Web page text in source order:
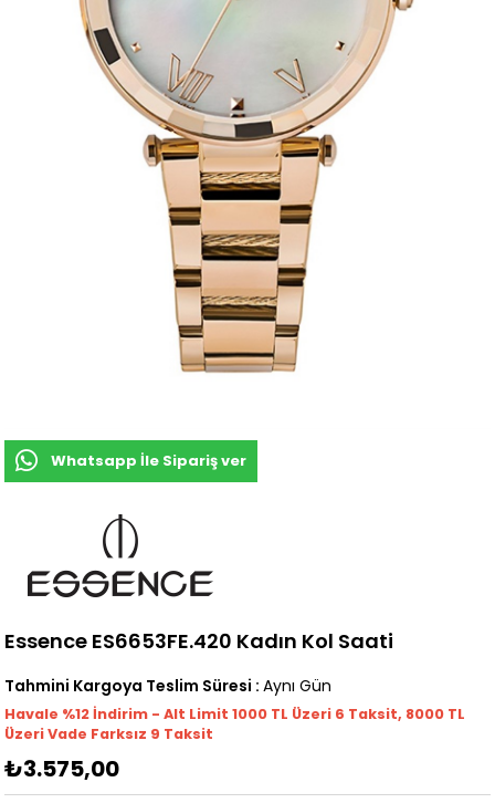
Whatsapp İle Sipariş ver
Essence ES6653FE.420 Kadın Kol Saati
Tahmini Kargoya Teslim Süresi : Aynı Gün
Havale %12 İndirim - Alt Limit 1000 TL Üzeri 6 Taksit, 8000 TL
Üzeri Vade Farksız 9 Taksit
₺3.575,00